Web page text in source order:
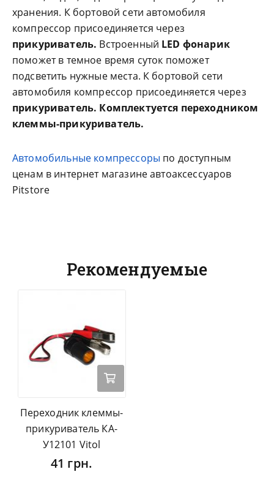
хранения. К бортовой сети автомобиля
компрессор присоединяется через
прикуриватель. Встроенный LED фонарик
поможет в темное время суток поможет
подсветить нужные места. К бортовой сети
автомобиля компрессор присоединяется через
прикуриватель. Комплектуется переходником
клеммы-прикуриватель.
Автомобильные компрессоры по доступным
ценам в интернет магазине автоаксессуаров
Pitstore
Рекомендуемые
Переходник клеммы-
прикуриватель КА-
У12101 Vitol
41 грн.